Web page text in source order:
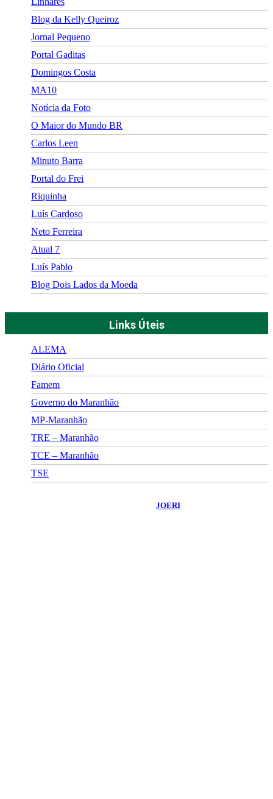
Blog da Kelly Queiroz
Jornal Pequeno
Portal Gaditas
Domingos Costa
MA10
Notícia da Foto
O Maior do Mundo BR
Carlos Leen
Minuto Barra
Portal do Frei
Riquinha
Luís Cardoso
Neto Ferreira
Atual 7
Luís Pablo
Blog Dois Lados da Moeda
Links Úteis
ALEMA
Diário Oficial
Famem
Governo do Maranhão
MP-Maranhão
TRE – Maranhão
TCE – Maranhão
TSE
JOERI